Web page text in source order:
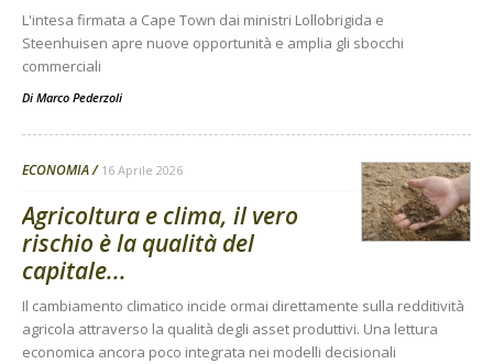
L'intesa firmata a Cape Town dai ministri Lollobrigida e
Steenhuisen apre nuove opportunità e amplia gli sbocchi
commerciali
Di Marco Pederzoli
ECONOMIA 16 Aprile 2026
Agricoltura e clima, il vero
rischio è la qualità del
capitale...
Il cambiamento climatico incide ormai direttamente sulla redditività
agricola attraverso la qualità degli asset produttivi. Una lettura
economica ancora poco integrata nei modelli decisionali